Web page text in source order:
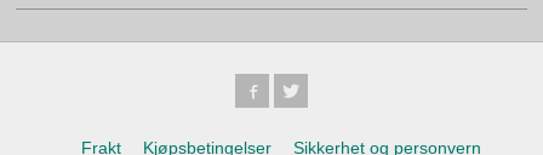
Frakt Kjøpsbetingelser Sikkerhet og personvern